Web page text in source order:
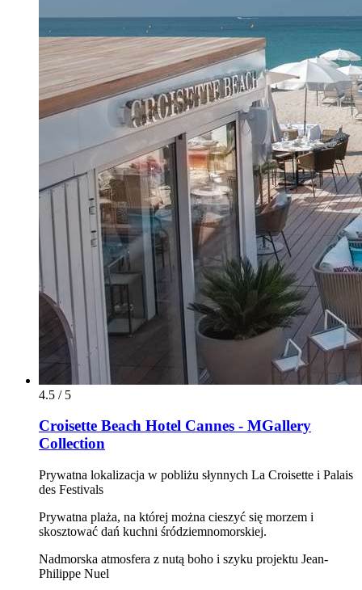
4.5 / 5
Croisette Beach Hotel Cannes - MGallery
Collection
Prywatna lokalizacja w pobliżu słynnych La Croisette i Palais
des Festivals
Prywatna plaża, na której można cieszyć się morzem i
skosztować dań kuchni śródziemnomorskiej.
Nadmorska atmosfera z nutą boho i szyku projektu Jean-
Philippe Nuel